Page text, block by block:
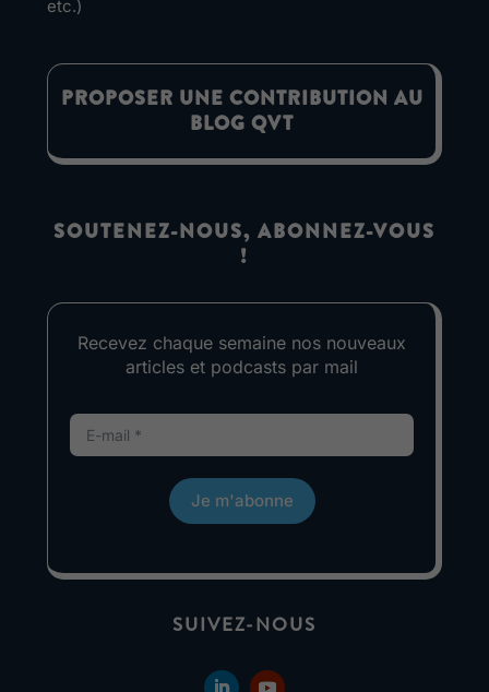
etc.)
PROPOSER UNE CONTRIBUTION AU
BLOG QVT
SOUTENEZ-NOUS, ABONNEZ-VOUS
!
Recevez chaque semaine nos nouveaux
articles et podcasts par mail
Je m'abonne
SUIVEZ-NOUS